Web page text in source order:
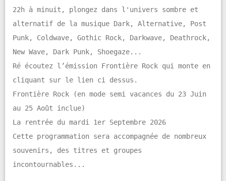
22h à minuit, plongez dans l'univers sombre et
alternatif de la musique Dark, Alternative, Post
Punk, Coldwave, Gothic Rock, Darkwave, Deathrock,
New Wave, Dark Punk, Shoegaze...
Ré écoutez l’émission Frontière Rock qui monte en
cliquant sur le lien ci dessus.
Frontière Rock (en mode semi vacances du 23 Juin
au 25 Août inclue)
La rentrée du mardi 1er Septembre 2026
Cette programmation sera accompagnée de nombreux
souvenirs, des titres et groupes
incontournables...